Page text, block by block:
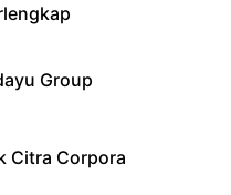
Group
Citra Corpora